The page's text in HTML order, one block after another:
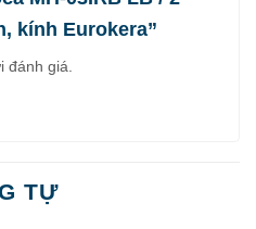
kính Eurokera”
đánh giá.
TỰ